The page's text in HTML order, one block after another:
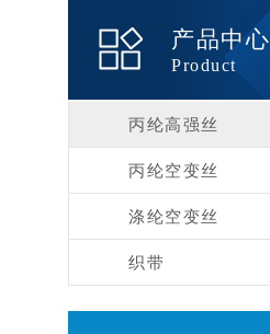
产品中心
Product
丙纶高强丝
丙纶空变丝
涤纶空变丝
织带